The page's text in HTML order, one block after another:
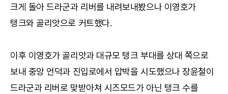
크게 돌아 드라군과 리버를 내려보내봤으나 이영호가
탱크와 골리앗으로 커트했다.
이후 이영호가 골리앗과 대규모 탱크 부대를 상대 쪽으로
보내 중앙 언덕과 진입로에서 압박을 시도했으나 장윤철이
드라군과 리버로 맞받아쳐 시즈모드가 아닌 탱크 수를